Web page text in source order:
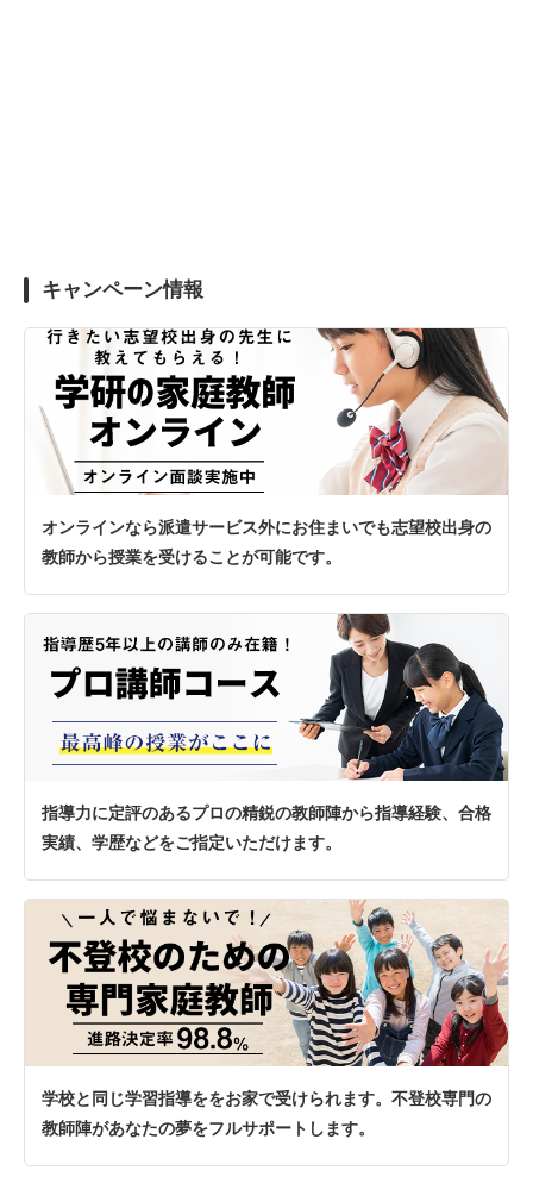
キャンペーン情報
オンラインなら派遣サービス外にお住まいでも志望校出身の
教師から授業を受けることが可能です。
指導力に定評のあるプロの精鋭の教師陣から指導経験、合格
実績、学歴などをご指定いただけます。
学校と同じ学習指導ををお家で受けられます。不登校専門の
教師陣があなたの夢をフルサポートします。